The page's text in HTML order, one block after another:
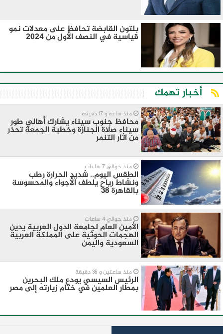
بلتون القابضة تحافظ على معدلات نمو
قياسية في النصف الأول من 2024
أخبار تهمك
منذ ساعة و 17 دقيقة
محافظ جنوب سيناء يشارك أهالي طور
سيناء صلاة الجنازة وخطبة الجمعة تحذر
من اثار التنمر
منذ حوالي 7 ساعات
الطقس اليوم.. شديد الحرارة رطب
ونشاط رياح يلطف الأجواء والمحسوسة
بالقاهرة 38
منذ حوالي 4 ساعات
الأمين العام لجامعة الدول العربية يدين
الهجمات الحوثية على المملكة العربية
السعودية واليمن
منذ ساعتين و 36 دقيقة
الرئيس السيسي يودع ملك البحرين
بمطار العلمين في ختام زيارته إلى مصر